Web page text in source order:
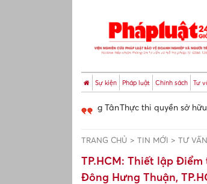
Sự kiện Pháp luật Chính sách Tư
pháp lý phường Tân Thực thi quyền sở hữu trí
TRANG CHỦ TIN MỚI TƯ
TP.HCM: Thiết lập
Đông Hưng Thuận,